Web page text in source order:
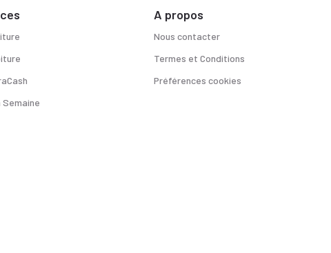
A propos
Nous contacter
Termes et Conditions
Préférences cookies